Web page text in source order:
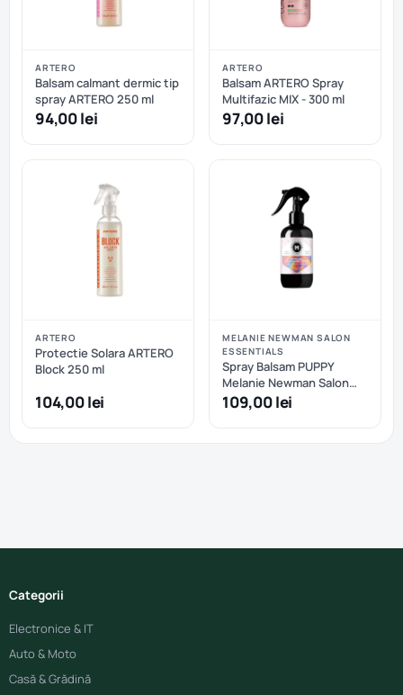
ARTERO
Balsam calmant dermic tip
spray ARTERO 250 ml
94,00 lei
ARTERO
Balsam ARTERO Spray
Multifazic MIX - 300 ml
97,00 lei
ARTERO
Protectie Solara ARTERO
Block 250 ml
104,00 lei
MELANIE NEWMAN SALON
ESSENTIALS
Spray Balsam PUPPY
Melanie Newman Salon
Essentials
109,00 lei
Categorii
Electronice & IT
Auto & Moto
Casă & Grădină